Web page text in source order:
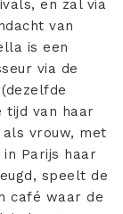
en zal via
van
is een
via de
tijd van haar
vrouw, met
Parijs haar
speelt de
café waar de